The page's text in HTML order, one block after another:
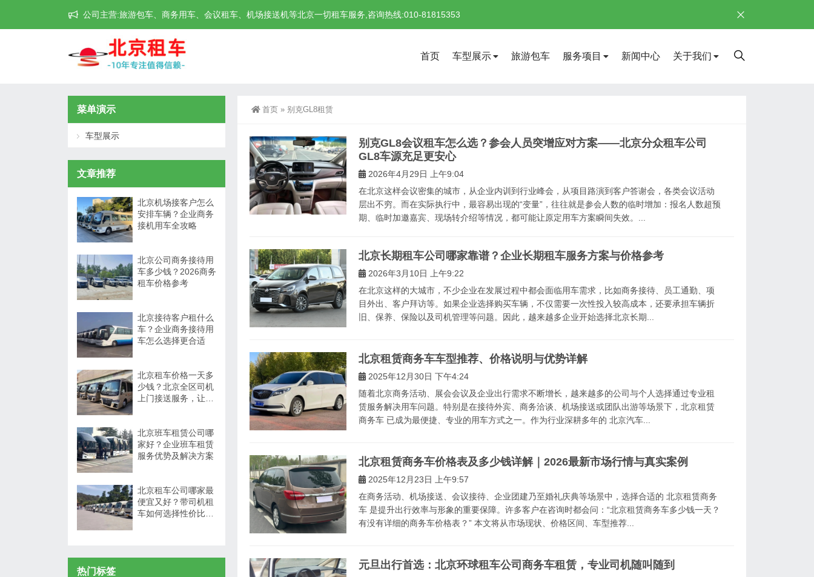
公司主营:旅游包车、商务用车、会议租车、机场接送机等北京一切租车服务,咨询热线:010-81815353
首页 车型展示 旅游包车 服务项目 新闻中心 关于我们
首页 » 别克GL8租赁
别克GL8会议租车怎么选？参会人员突增应对方案——北京分众租车公司
GL8车源充足更安心
2026年4月29日 上午9:04
在北京这样会议密集的城市，从企业内训到行业峰会，从项目路演到客户答谢会，各类会议活动
层出不穷。而在实际执行中，最容易出现的“变量”，往往就是参会人数的临时增加：报名人数超预
期、临时加邀嘉宾、现场转介绍等情况，都可能让原定用车方案瞬间失效。...
北京长期租车公司哪家靠谱？企业长期租车服务方案与价格参考
2026年3月10日 上午9:22
在北京这样的大城市，不少企业在发展过程中都会面临用车需求，比如商务接待、员工通勤、项
目外出、客户拜访等。如果企业选择购买车辆，不仅需要一次性投入较高成本，还要承担车辆折
旧、保养、保险以及司机管理等问题。因此，越来越多企业开始选择北京长期...
北京租赁商务车车型推荐、价格说明与优势详解
2025年12月30日 下午4:24
随着北京商务活动、展会会议及企业出行需求不断增长，越来越多的公司与个人选择通过专业租
赁服务解决用车问题。特别是在接待外宾、商务洽谈、机场接送或团队出游等场景下，北京租赁
商务车 已成为最便捷、专业的用车方式之一。作为行业深耕多年的 北京汽车...
北京租赁商务车价格表及多少钱详解｜2026最新市场行情与真实案例
2025年12月23日 上午9:57
在商务活动、机场接送、会议接待、企业团建乃至婚礼庆典等场景中，选择合适的 北京租赁商务
车 是提升出行效率与形象的重要保障。许多客户在咨询时都会问：“北京租赁商务车多少钱一天？
有没有详细的商务车价格表？” 本文将从市场现状、价格区间、车型推荐...
元旦出行首选：北京环球租车公司商务车租赁，专业司机随叫随到
菜单演示
车型展示
文章推荐
北京机场接客户怎么
安排车辆？企业商务
接机用车全攻略
北京公司商务接待用
车多少钱？2026商务
租车价格参考
北京接待客户租什么
车？企业商务接待用
车怎么选择更合适
北京租车价格一天多
少钱？北京全区司机
上门接送服务，让出
北京班车租赁公司哪
家好？企业班车租赁
服务优势及解决方案
北京租车公司哪家最
便宜又好？带司机租
车如何选择性价比高
热门标签